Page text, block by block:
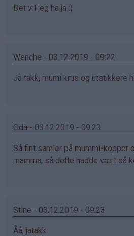
Det vil jeg ha ja :)
Wenche - 03.12.2019 - 09:22
Ja takk, mumi krus og utstikkere
Oda - 03.12.2019 - 09:23
Så fint samler på mummi-kopper
mamma, så dette hadde vært så
Stine - 03.12.2019 - 09:23
Åå, jatakk